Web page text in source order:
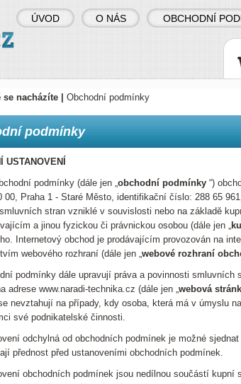
se nacházíte | Obchodní podmínky
podmínky
podmínky (dále jen „obchodní podmínky “)
00, Praha 1 - Staré Město, identifikační číslo: 288 65
stran vzniklé v souvislosti nebo na základě
a jinou fyzickou či právnickou osobou (dále jen „
Internetový obchod je prodávajícím provozován na
webového rozhraní (dále jen „webové rozhraní
podmínky dále upravují práva a povinnosti
adrese www.naradi-technika.cz (dále jen „webová
nevztahují na případy, kdy osoba, která má v úmyslu
své podnikatelské činnosti.
odchylná od obchodních podmínek je možné
přednost před ustanoveními obchodních podmínek.
obchodních podmínek jsou nedílnou součástí
ÚVOD O NÁS OBCHODNÍ